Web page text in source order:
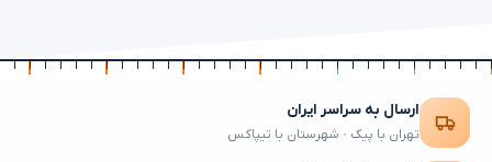
ارسال به سراسر ایران
تهران با پیک · شهرستان با تیپاکس